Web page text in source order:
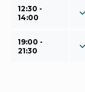
12:30 -
14:00
19:00 -
21:30